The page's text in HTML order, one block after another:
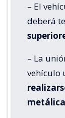
– El
deberá
– La
vehículo